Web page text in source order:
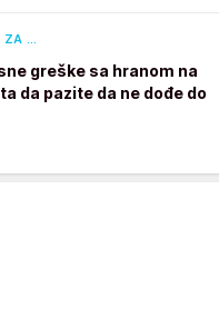
ZA …
greške sa hranom na
da pazite da ne dođe do